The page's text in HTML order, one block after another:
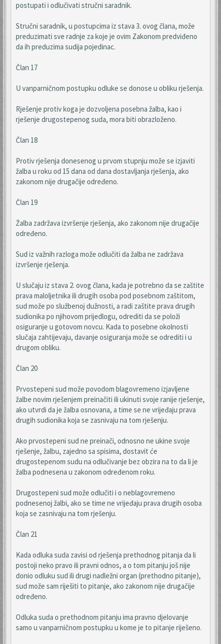
postupati i odlučivati stručni saradnik.
Stručni saradnik, u postupcima iz stava 3. ovog člana, može
preduzimati sve radnje za koje je ovim Zakonom predviđeno
da ih preduzima sudija pojedinac.
Član 17
U vanparničnom postupku odluke se donose u obliku rješenja.
Rješenje protiv koga je dozvoljena posebna žalba, kao i
rješenje drugostepenog suda, mora biti obrazloženo.
Član 18
Protiv rješenja donesenog u prvom stupnju može se izjaviti
žalba u roku od 15 dana od dana dostavljanja rješenja, ako
zakonom nije drugačije određeno.
Član 19
Žalba zadržava izvršenje rješenja, ako zakonom nije drugačije
određeno.
Sud iz važnih razloga može odlučiti da žalba ne zadržava
izvršenje rješenja.
U slučaju iz stava 2. ovog člana, kada je potrebno da se zaštite
prava maloljetnika ili drugih osoba pod posebnom zaštitom,
sud može po službenoj dužnosti, a radi zaštite prava drugih
sudionika po njihovom prijedlogu, odrediti da se položi
osiguranje u gotovom novcu. Kada to posebne okolnosti
slučaja zahtijevaju, davanje osiguranja može se odrediti i u
drugom obliku.
Član 20
Prvostepeni sud može povodom blagovremeno izjavljene
žalbe novim rješenjem preinačiti ili ukinuti svoje ranije rješenje,
ako utvrdi da je žalba osnovana, a time se ne vrijeđaju prava
drugih sudionika koja se zasnivaju na tom rješenju.
Ako prvostepeni sud ne preinači, odnosno ne ukine svoje
rješenje, žalbu, zajedno sa spisima, dostavit će
drugostepenom sudu na odlučivanje bez obzira na to da li je
žalba podnesena u zakonom određenom roku.
Drugostepeni sud može odlučiti i o neblagovremeno
podnesenoj žalbi, ako se time ne vrijeđaju prava drugih osoba
koja se zasnivaju na tom rješenju.
Član 21
Kada odluka suda zavisi od rješenja prethodnog pitanja da li
postoji neko pravo ili pravni odnos, a o tom pitanju još nije
donio odluku sud ili drugi nadležni organ (prethodno pitanje),
sud može sam riješiti to pitanje, ako zakonom nije drugačije
određeno.
Odluka suda o prethodnom pitanju ima pravno djelovanje
samo u vanparničnom postupku u kome je to pitanje riješeno.